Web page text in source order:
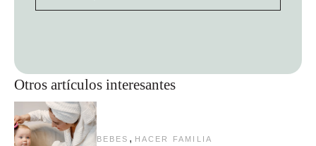
Otros artículos interesantes
BEBES , HACER FAMILIA